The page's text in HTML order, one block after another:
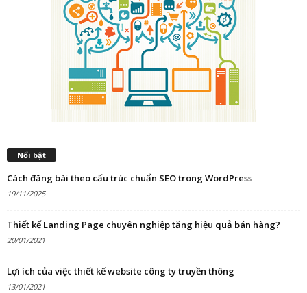
Nổi bật
Cách đăng bài theo cấu trúc chuẩn SEO trong WordPress
19/11/2025
Thiết kế Landing Page chuyên nghiệp tăng hiệu quả bán hàng?
20/01/2021
Lợi ích của việc thiết kế website công ty truyền thông
13/01/2021